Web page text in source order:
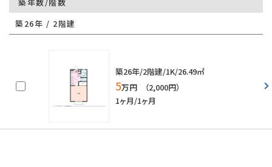
築26年 / 2階建
築26年/2階建/1K/26.49㎡
5万円 （2,000円）
1ヶ月/1ヶ月